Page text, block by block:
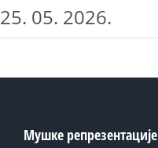
25. 05. 2026.
Мушке репрезентације